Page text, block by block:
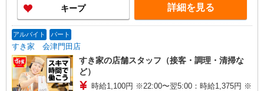
キープ 詳細を見る
アルバイト パート
すき家 会津門田店
すき家の店舗スタッフ（接客・調理・清掃な
ど）
時給1,100円 ※22:00〜翌5:00：時給1,375円 ※